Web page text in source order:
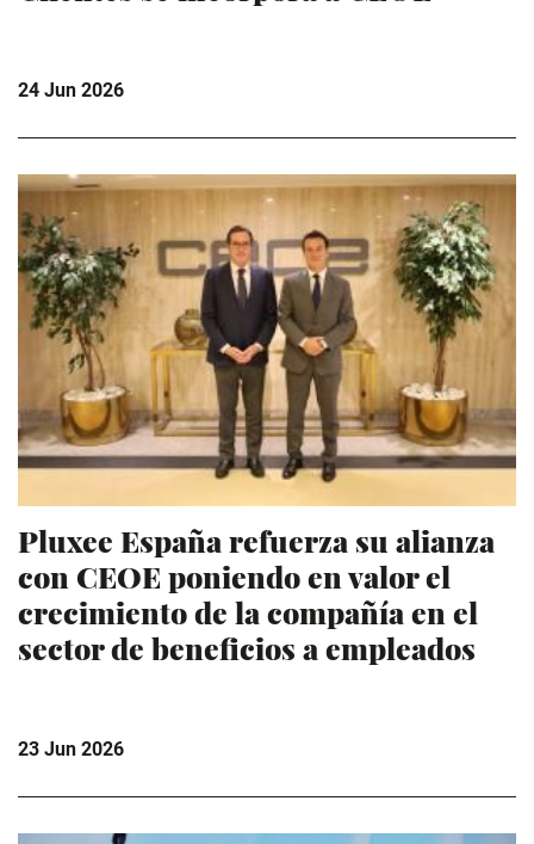
24 Jun 2026
Pluxee España refuerza su alianza
con CEOE poniendo en valor el
crecimiento de la compañía en el
sector de beneficios a empleados
23 Jun 2026